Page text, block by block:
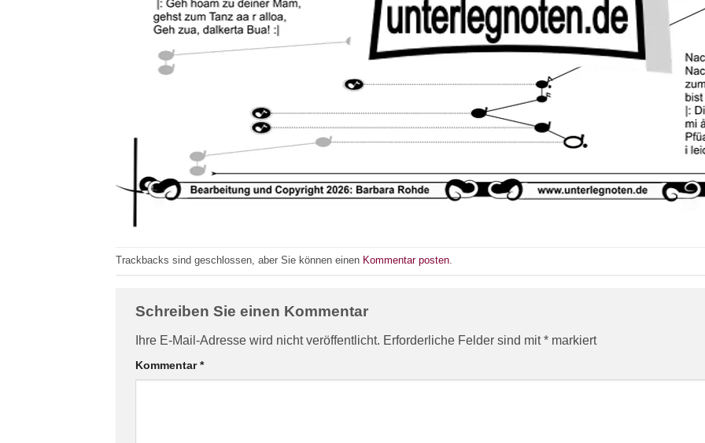
Trackbacks sind geschlossen, aber Sie können einen Kommentar posten
Schreiben Sie einen Kommentar
Ihre E-Mail-Adresse wird nicht veröffentlicht. Erforderliche Felder sind mit* markiert
Kommentar*